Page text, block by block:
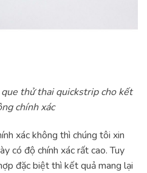
thử thai quickstrip cho kết
chính xác
xác không thì chúng tôi xin
có độ chính xác rất cao. Tuy
đặc biệt thì kết quả mang lại